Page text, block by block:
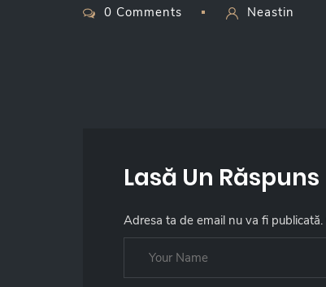
0 Comments
Neastin
Lasă Un Răspuns
Adresa ta de email nu va fi publicată.